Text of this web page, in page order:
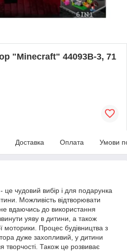
"Minecraft" 44093B-3, 71
Доставка Оплата Умови
чудовий вибір і для подарунка
Можливість відтворювати
вдаючись до використання
уяву в дитини, а також
моторики. Процес будівництва з
дуже захопливий, у дитини
творчості. Також це розвиває